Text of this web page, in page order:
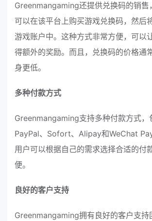
Greenmangaming还提供兑换码的销售
可以在该平台上购买游戏兑换码，然后
游戏账户中。这种方式非常方便，可以
得额外的奖励。而且，兑换码的价格通
身更低。
多种付款方式
Greenmangaming支持多种付款方式，
PayPal、Sofort、Alipay和WeChat
用户可以根据自己的需求选择合适的付
便。
良好的客户支持
Greenmangaming拥有良好的客户支持